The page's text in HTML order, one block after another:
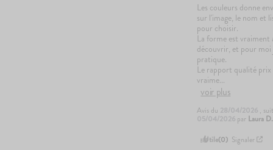
Les couleurs donne
sur l'image, le nom et
pour choisir.
La forme est
découvrir, et pour
pratique.
Le rapport qualité
vraime...
voir plus
Avis du ,
par Laura D.
Utile(0) Signaler